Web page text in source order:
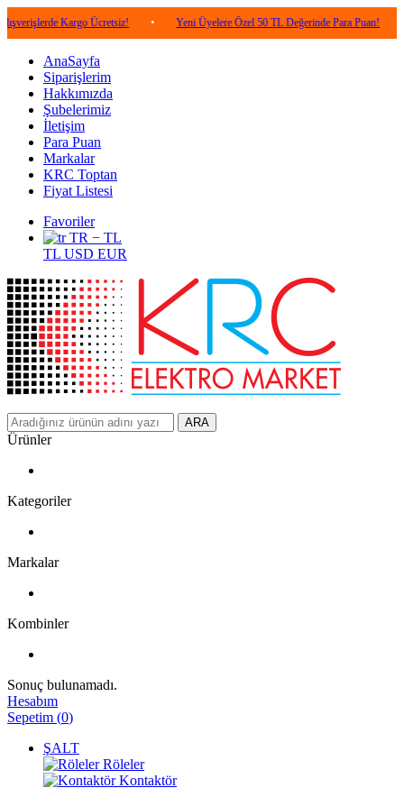
Kargo Ücretsiz! • Yeni Üyelere Özel 50 TL Değerinde Para Puan! • 5.000
AnaSayfa
Siparişlerim
Hakkımızda
Şubelerimiz
İletişim
Para Puan
Markalar
KRC Toptan
Fiyat Listesi
Favoriler
TR − TL
TL USD EUR
ARA
Ürünler
Kategoriler
Markalar
Kombinler
Sonuç bulunamadı.
Hesabım
Sepetim (0)
ŞALT
Röleler
Kontaktör